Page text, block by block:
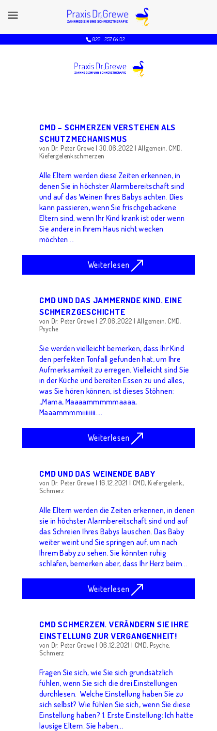
0221 . 257 64 O2
CMD – SCHMERZEN VERSTEHEN ALS
SCHUTZMECHANISMUS
von Dr. Peter Grewe | 30.06.2022 |Allgemein,CMD,
Kiefergelenkschmerzen
Alle Eltern werden diese Zeiten erkennen, in
denen Sie in höchster Alarmbereitschaft sind
und auf das Weinen Ihres Babys achten. Dies
kann passieren, wenn Sie frischgebackene
Eltern sind, wenn Ihr Kind krank ist oder wenn
Sie andere in Ihrem Haus nicht wecken
möchten....
Weiterlesen
CMD UND DAS JAMMERNDE KIND. EINE
SCHMERZGESCHICHTE⁠
von Dr. Peter Grewe | 27.06.2022 |Allgemein,CMD,
Psyche
Sie werden vielleicht bemerken, dass Ihr Kind
den perfekten Tonfall gefunden hat, um Ihre
Aufmerksamkeit zu erregen. Vielleicht sind Sie
in der Küche und bereiten Essen zu und alles,
was Sie hören können, ist dieses Stöhnen:
„Mama, Maaaammmmmaaaa,
Maaammmmiiiiiiii....
Weiterlesen
CMD UND DAS WEINENDE BABY
von Dr. Peter Grewe | 16.12.2021 |CMD,Kiefergelenk,
Schmerz
Alle Eltern werden die Zeiten erkennen, in denen
sie in höchster Alarmbereitschaft sind und auf
das Schreien Ihres Babys lauschen. Das Baby
weiter weint und Sie springen auf, um nach
Ihrem Baby zu sehen. Sie könnten ruhig
schlafen, bemerken aber, dass Ihr Herz beim...
Weiterlesen
CMD SCHMERZEN. VERÄNDERN SIE IHRE
EINSTELLUNG ZUR VERGANGENHEIT!
von Dr. Peter Grewe | 06.12.2021 |CMD,Psyche,
Schmerz
Fragen Sie sich, wie Sie sich grundsätzlich
fühlen, wenn Sie sich die drei Einstellungen
durchlesen. Welche Einstellung haben Sie zu
sich selbst? Wie fühlen Sie sich, wenn Sie diese
Einstellung haben? 1. Erste Einstellung: Ich hatte
lausige Eltern. Sie haben...